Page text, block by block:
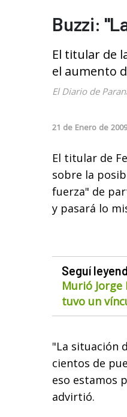
Buzzi:
El titular de
el aumento
El Diario de
21 de Enero de 2009
El titular de
sobre la
fuerza" de
y pasará lo
Seguí
Murió
tuvo un
"La situación
cientos de
eso estamos
advirtió.